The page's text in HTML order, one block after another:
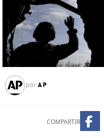
por AP
COMPARTIR